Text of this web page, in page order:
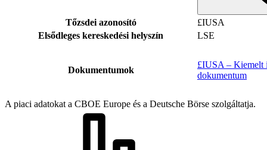
Tőzsdei azonosító
£IUSA
Elsődleges kereskedési helyszín
LSE
Dokumentumok
£IUSA – Kiemelt
dokumentum
A piaci adatokat a CBOE Europe és a Deutsche Börse szolgáltatja.